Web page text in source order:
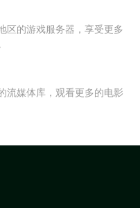
区的游戏服务器，享受更多
流媒体库，观看更多的电影